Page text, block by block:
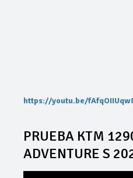
https://youtu.be/
PRUEBA KTM
ADVENTURE S